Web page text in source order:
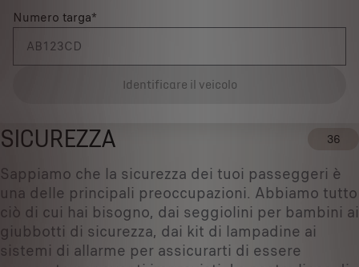
Numero targa*
Identificare il veicolo
SICUREZZA 36
Sappiamo che la sicurezza dei tuoi passeggeri è
una delle principali preoccupazioni. Abbiamo tutto
ciò di cui hai bisogno, dai seggiolini per bambini ai
giubbotti di sicurezza, dai kit di lampadine ai
sistemi di allarme per assicurarti di essere